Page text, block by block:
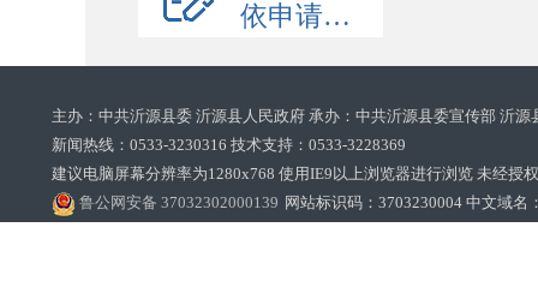
依申请公开
主办：中共沂源县委 沂源县人民政府 承办：中共沂源县委宣传部 沂
新闻热线：0533-3230316 技术支持：0533-3228369‌‌
建议电脑屏幕分辨率为1280x768 使用IE9以上浏览器进行浏览 未经授
鲁公网安备 37032302000139 网站标识码：3703230004 中文域名